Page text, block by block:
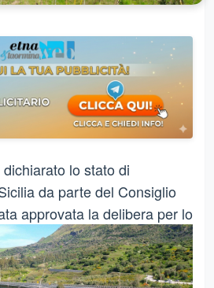
lo stato di
da parte del Consiglio
approvata la delibera per lo